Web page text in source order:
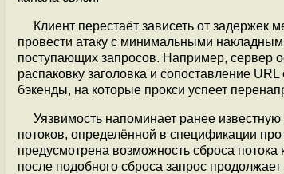
Клиент перестаёт зависеть от задержек
провести атаку с минимальными
поступающих запросов. Например, сервер
распаковку заголовка и сопоставление
бэкенды, на которые прокси успеет
Уязвимость напоминает ранее
потоков, определённой в спецификации
предусмотрена возможность сброса
после подобного сброса запрос